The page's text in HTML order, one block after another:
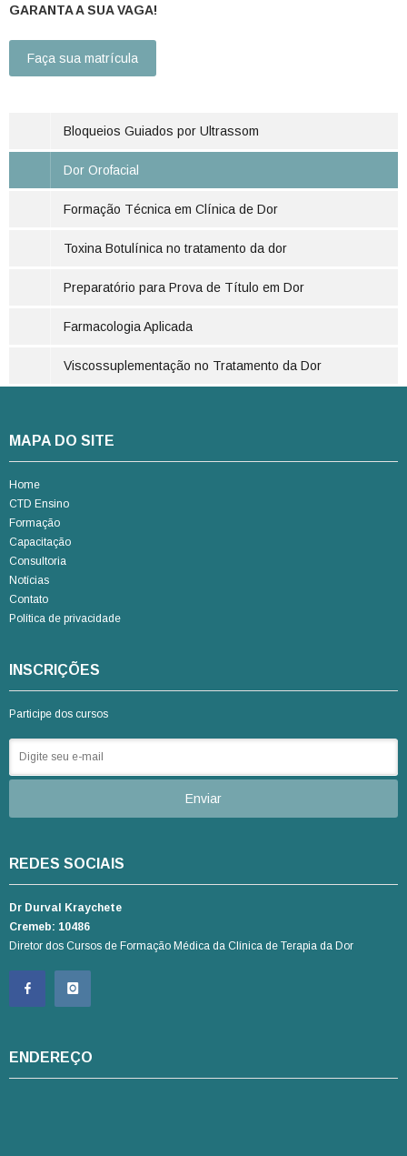
GARANTA A SUA VAGA!
Faça sua matrícula
Bloqueios Guiados por Ultrassom
Dor Orofacial
Formação Técnica em Clínica de Dor
Toxina Botulínica no tratamento da dor
Preparatório para Prova de Título em Dor
Farmacologia Aplicada
Viscossuplementação no Tratamento da Dor
MAPA DO SITE
Home
CTD Ensino
Formação
Capacitação
Consultoria
Notícias
Contato
Política de privacidade
INSCRIÇÕES
Participe dos cursos
REDES SOCIAIS
Dr Durval Kraychete
Cremeb: 10486
Diretor dos Cursos de Formação Médica da Clínica de Terapia da Dor
ENDEREÇO